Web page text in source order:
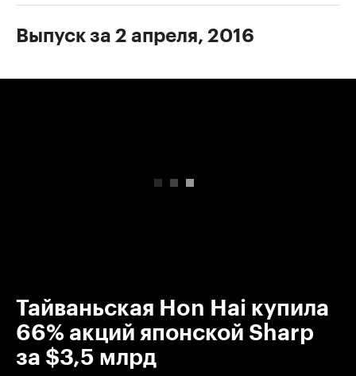
Выпуск за 2 апреля, 2016
Тайваньская Hon Hai купила
66% акций японской Sharp
за $3,5 млрд